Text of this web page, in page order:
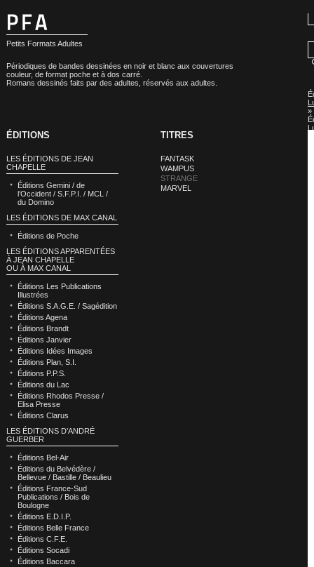
Petits Formats Adultes
Périodiques de bandes dessinées en noir et blanc aux couvertures
couleur, de format poche et à dos carré.
Romans dessinés faits par des adultes, réservés aux adultes.
»
ÉDITIONS
LES ÉDITIONS DE JEAN
CHAPELLE
Éditions Gemini / de
l’Occident / S.F.P.I. / MCL /
du Domino
LES ÉDITIONS DE MAX CANAL
Éditions de Poche
LES ÉDITIONS APPARENTÉES
À JEAN CHAPELLE
OU À MAX CANAL
Éditions Les Publications
Illustrées
Éditions S.A.G.E. / Sagédition
Éditions Agena
Éditions Brandt
Éditions Janvier
Éditions Idées Images
Éditions Plan, S.I.
Éditions P.P.S.
Éditions du Lac
Éditions Rhodos Presse /
Elisa Presse
Éditions Clarus
LES ÉDITIONS D’ANDRÉ
GUERBER
Éditions Bel-Air
Éditions du Belvédère /
Bellevue / Bastille / Beaulieu
Éditions France-Sud
Publications / Bois de
Boulogne
Éditions E.D.I.P.
Éditions Belle France
Éditions C.F.E.
Éditions Socadi
Éditions Baccara
TITRES
FANTASK
WAMPUS
STRANGE
MARVEL